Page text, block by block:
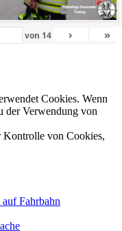
von 14 › »
Cookies. Wenn
der Verwendung von
Kontrolle von Cookies,
Fahrbahn